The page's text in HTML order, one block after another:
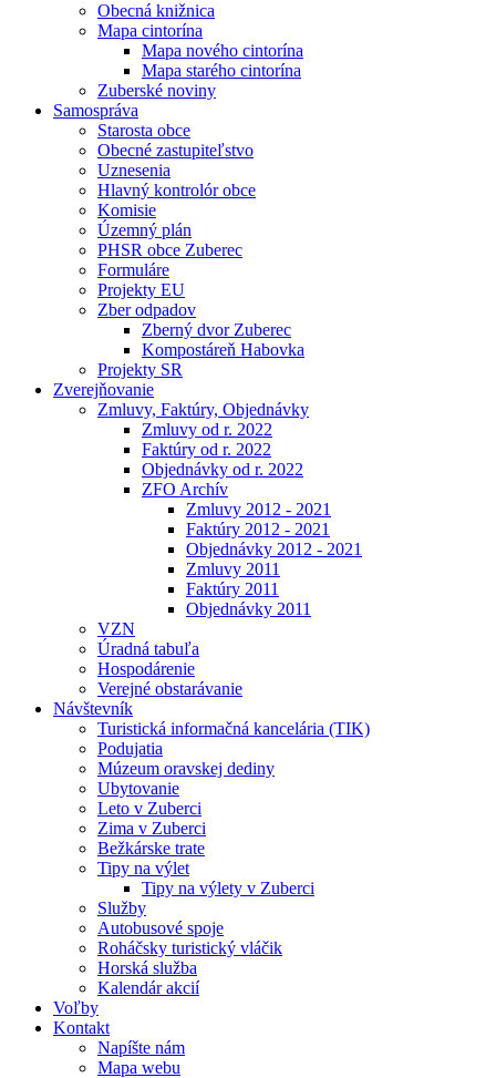
Obecná knižnica
Mapa cintorína
Mapa nového cintorína
Mapa starého cintorína
Zuberské noviny
Samospráva
Starosta obce
Obecné zastupiteľstvo
Uznesenia
Hlavný kontrolór obce
Komisie
Územný plán
PHSR obce Zuberec
Formuláre
Projekty EU
Zber odpadov
Zberný dvor Zuberec
Kompostáreň Habovka
Projekty SR
Zverejňovanie
Zmluvy, Faktúry, Objednávky
Zmluvy od r. 2022
Faktúry od r. 2022
Objednávky od r. 2022
ZFO Archív
Zmluvy 2012 - 2021
Faktúry 2012 - 2021
Objednávky 2012 - 2021
Zmluvy 2011
Faktúry 2011
Objednávky 2011
VZN
Úradná tabuľa
Hospodárenie
Verejné obstarávanie
Návštevník
Turistická informačná kancelária (TIK)
Podujatia
Múzeum oravskej dediny
Ubytovanie
Leto v Zuberci
Zima v Zuberci
Bežkárske trate
Tipy na výlet
Tipy na výlety v Zuberci
Služby
Autobusové spoje
Roháčsky turistický vláčik
Horská služba
Kalendár akcií
Voľby
Kontakt
Napíšte nám
Mapa webu